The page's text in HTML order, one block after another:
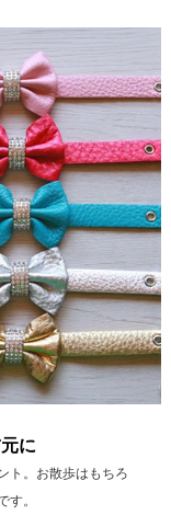
に
ト。お散歩はもちろ
。